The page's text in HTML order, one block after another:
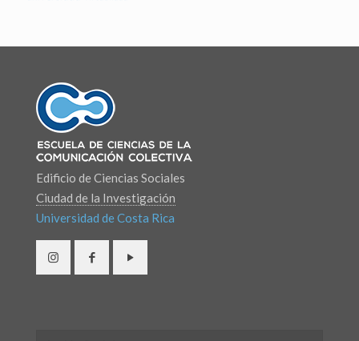
Edificio de Ciencias Sociales
Ciudad de la Investigación
Universidad de Costa Rica